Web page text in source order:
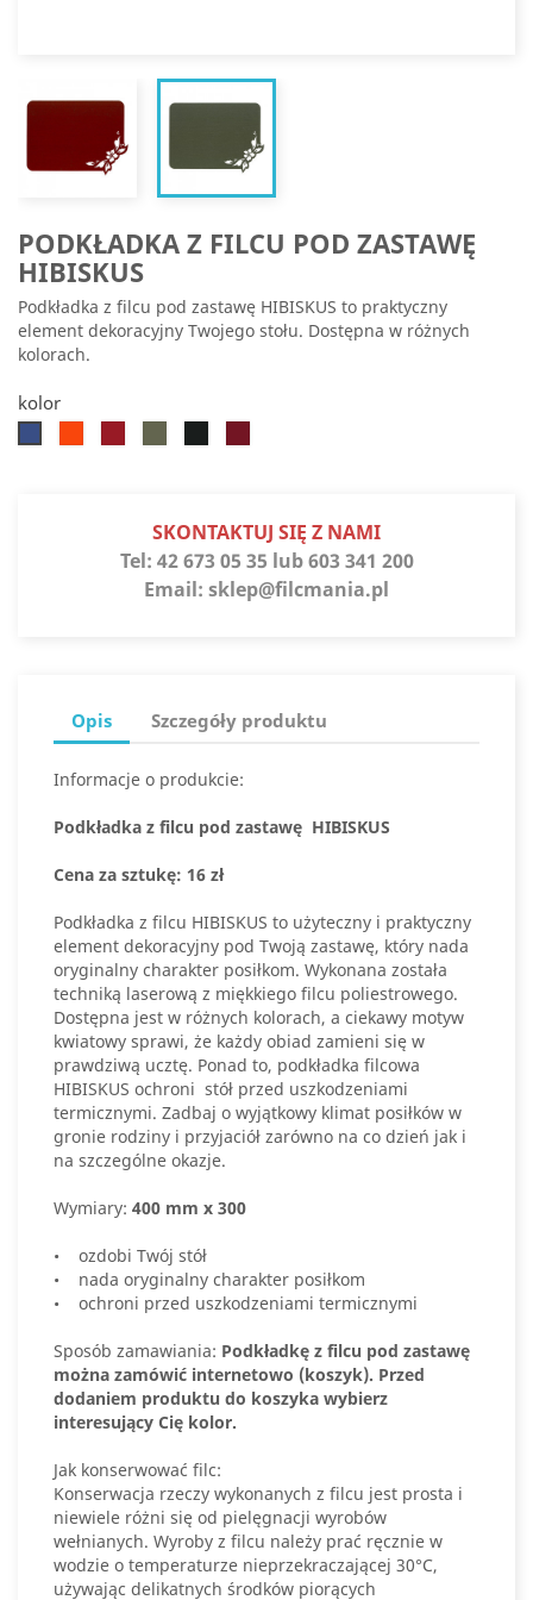
PODKŁADKA Z FILCU POD ZASTAWĘ
HIBISKUS
Podkładka z filcu pod zastawę HIBISKUS to praktyczny
element dekoracyjny Twojego stołu. Dostępna w różnych
kolorach.
kolor
SKONTAKTUJ SIĘ Z NAMI
Tel: 42 673 05 35 lub 603 341 200
Email: sklep@filcmania.pl
Opis Szczegóły produktu
Informacje o produkcie:
Podkładka z filcu pod zastawę HIBISKUS
Cena za sztukę: 16 zł
Podkładka z filcu HIBISKUS to użyteczny i praktyczny
element dekoracyjny pod Twoją zastawę, który nada
oryginalny charakter posiłkom. Wykonana została
techniką laserową z miękkiego filcu poliestrowego.
Dostępna jest w różnych kolorach, a ciekawy motyw
kwiatowy sprawi, że każdy obiad zamieni się w
prawdziwą ucztę. Ponad to, podkładka filcowa
HIBISKUS ochroni stół przed uszkodzeniami
termicznymi. Zadbaj o wyjątkowy klimat posiłków w
gronie rodziny i przyjaciół zarówno na co dzień jak i
na szczególne okazje.
Wymiary: 400 mm x 300
• ozdobi Twój stół
• nada oryginalny charakter posiłkom
• ochroni przed uszkodzeniami termicznymi
Sposób zamawiania: Podkładkę z filcu pod zastawę
można zamówić internetowo (koszyk). Przed
dodaniem produktu do koszyka wybierz
interesujący Cię kolor.
Jak konserwować filc:
Konserwacja rzeczy wykonanych z filcu jest prosta i
niewiele różni się od pielęgnacji wyrobów
wełnianych. Wyroby z filcu należy prać ręcznie w
wodzie o temperaturze nieprzekraczającej 30°C,
używając delikatnych środków piorących